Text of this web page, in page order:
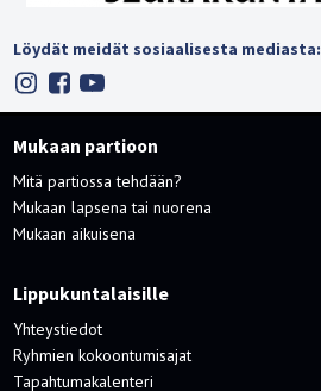
Löydät meidät sosiaalisesta mediasta:
Mukaan partioon
Mitä partiossa tehdään?
Mukaan lapsena tai nuorena
Mukaan aikuisena
Lippukuntalaisille
Yhteystiedot
Ryhmien kokoontumisajat
Tapahtumakalenteri